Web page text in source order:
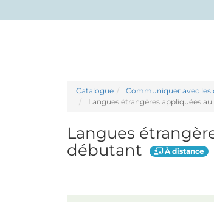
Catalogue
Communiquer avec les
Langues étrangères appliquées
Langues
débutant
À distance